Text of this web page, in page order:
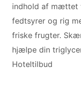
indhold af mættet
fedtsyrer og rig
friske frugter.
hjælpe din
Hoteltilbud